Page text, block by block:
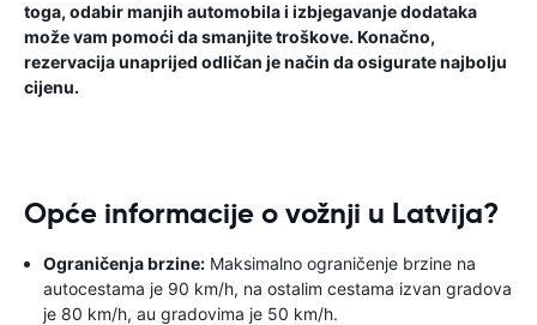
toga, odabir manjih automobila i izbjegavanje dodataka
može vam pomoći da smanjite troškove. Konačno,
rezervacija unaprijed odličan je način da osigurate najbolju
cijenu.
Opće informacije o vožnji u Latvija?
Ograničenja brzine: Maksimalno ograničenje brzine na
autocestama je 90 km/h, na ostalim cestama izvan gradova
je 80 km/h, au gradovima je 50 km/h.